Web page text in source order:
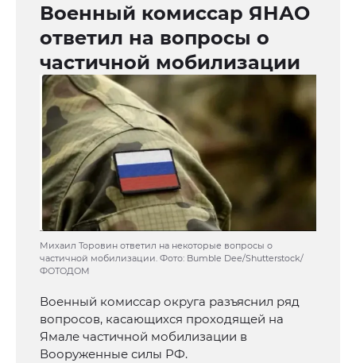
Военный комиссар ЯНАО
ответил на вопросы о
частичной мобилизации
Михаил Торовин ответил на некоторые вопросы о
частичной мобилизации. Фото: Bumble Dee/Shutterstock/
ФОТОДОМ
Военный комиссар округа разъяснил ряд
вопросов, касающихся проходящей на
Ямале частичной мобилизации в
Вооруженные силы РФ.